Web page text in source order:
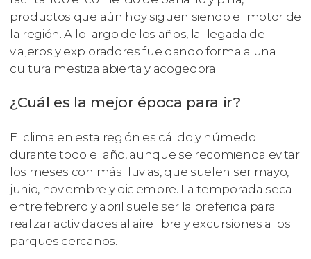
productos que aún hoy siguen siendo el motor de
la región. A lo largo de los años, la llegada de
viajeros y exploradores fue dando forma a una
cultura mestiza abierta y acogedora.
¿Cuál es la mejor época para ir?
El clima en esta región es cálido y húmedo
durante todo el año, aunque se recomienda evitar
los meses con más lluvias, que suelen ser mayo,
junio, noviembre y diciembre. La temporada seca
entre febrero y abril suele ser la preferida para
realizar actividades al aire libre y excursiones a los
parques cercanos.